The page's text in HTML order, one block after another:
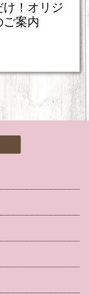
！オリジ
案内